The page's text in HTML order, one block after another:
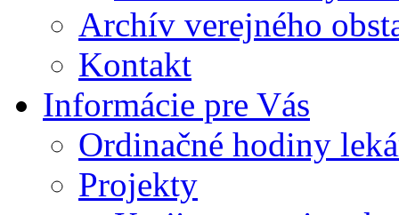
Archív verejného
Kontakt
Informácie pre Vás
Ordinačné hodiny
Projekty